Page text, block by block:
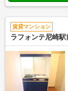
賃貸マンション
ラフォンテ尼崎駅